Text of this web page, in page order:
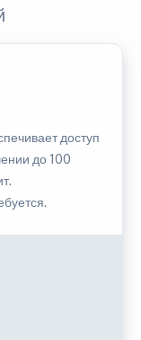
доступ
до 100